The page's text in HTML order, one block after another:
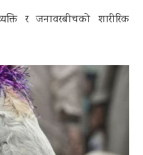
र जनावरबीचको शारीरिक